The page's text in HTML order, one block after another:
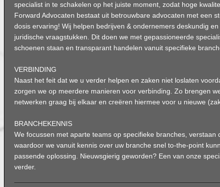
specialist in te schakelen op het juiste moment, zodat hoge
Forward Advocaten bestaat uit betrouwbare advocaten met een
dosis ervaring! Wij helpen bedrijven & ondernemers deskundig
juridische vraagstukken. Dit doen we met gepassioneerde
schoenen staan en transparant handelen vanuit specifieke
VERBINDING
Naast het feit dat we u verder helpen en zaken niet loslaten
zorgen we op meerdere manieren voor verbinding. Zo brengen
netwerken graag bij elkaar en creëren hiermee voor u nieuwe
BRANCHEKENNIS
We focussen met aparte teams op specifieke branches, verstaan
waardoor we vanuit kennis over uw branche snel to-the-point
passende oplossing. Nieuwsgierig geworden? Een van onze
verder.